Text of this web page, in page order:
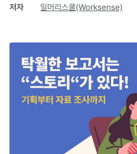
저자 일머리스쿨(Worksense)